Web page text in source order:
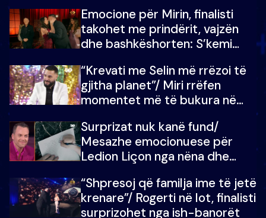
çmimin e madh
Emocione për Mirin, finalisti
takohet me prindërit, vajzën
dhe bashkëshorten: S’kemi
“Krevati me Selin më rrëzoi të
gjitha planet”/ Miri rrëfen
momentet më të bukura në
mungojë zilja e mëngjesit kur…
Surprizat nuk kanë fund/
Mesazhe emocionuese për
Ledion Liçon nga nëna dhe
mban dot lotët: Nuk meritoj…
“Shpresoj që familja ime të jetë
krenare”/ Rogerti në lot, finalisti
surprizohet nga ish-banorët